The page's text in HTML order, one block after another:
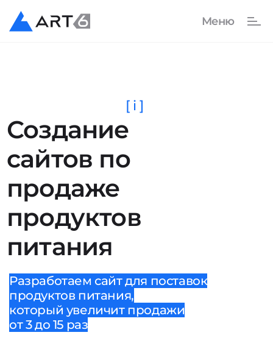
Создание
сайтов по
продаже
продуктов
питания
[ i ]
Разработаем сайт для поставок
продуктов питания,
который увеличит продажи
от 3 до 15 раз